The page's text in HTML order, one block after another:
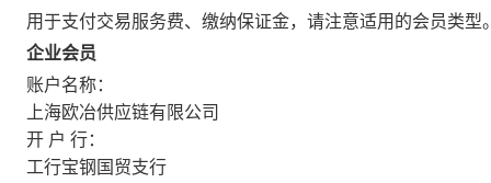
用于支付交易服务费、缴纳保证金，请注意适用的会员类型
企业会员
账户名称：
上海欧冶供应链有限公司
开 户 行：
工行宝钢国贸支行